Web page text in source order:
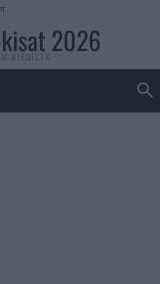
2026
KISOISTA